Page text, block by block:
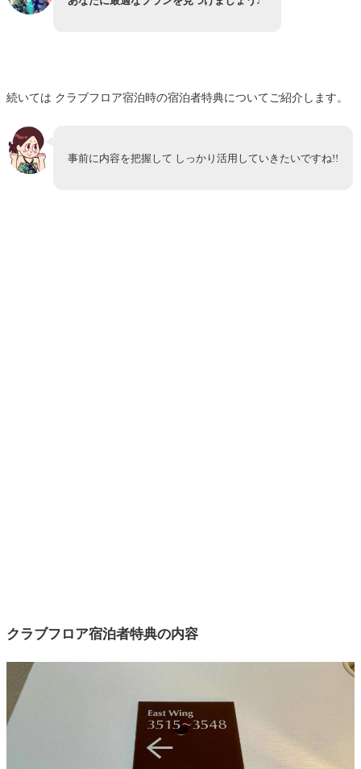
続いては クラブフロア宿泊時の宿泊者特典についてご紹介します。
事前に内容を把握して しっかり活用していきたいですね!!
クラブフロア宿泊者特典の内容